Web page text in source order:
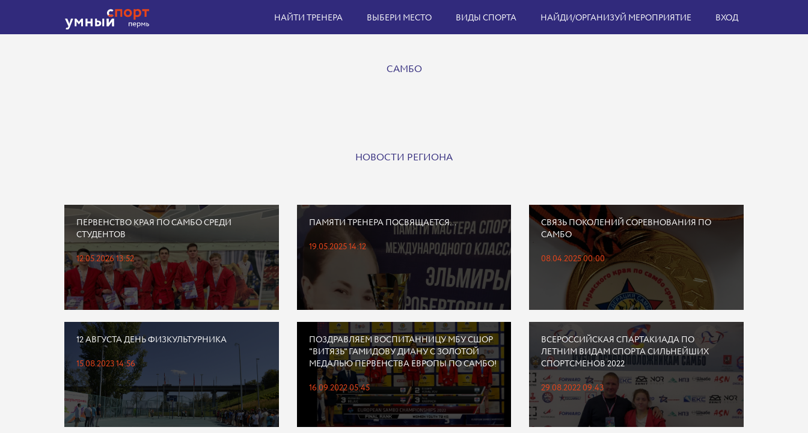
НАЙТИ ТРЕНЕРА ВЫБЕРИ МЕСТО ВИДЫ СПОРТА НАЙДИ/ОРГАНИЗУЙ МЕРОПРИЯТИЕ ВХОД
САМБО
НОВОСТИ РЕГИОНА
ПЕРВЕНСТВО КРАЯ ПО САМБО СРЕДИ
СТУДЕНТОВ
12.05.2026 13:52
ПАМЯТИ ТРЕНЕРА ПОСВЯЩАЕТСЯ...
19.05.2025 14:12
СВЯЗЬ ПОКОЛЕНИЙ СОРЕВНОВАНИЯ ПО
САМБО
08.04.2025 00:00
12 АВГУСТА ДЕНЬ ФИЗКУЛЬТУРНИКА
15.08.2023 14:56
ПОЗДРАВЛЯЕМ ВОСПИТАННИЦУ МБУ СШОР
"ВИТЯЗЬ" ГАМИДОВУ ДИАНУ С ЗОЛОТОЙ
МЕДАЛЬЮ ПЕРВЕНСТВА ЕВРОПЫ ПО САМБО!
16.09.2022 05:45
ВСЕРОССИЙСКАЯ СПАРТАКИАДА ПО
ЛЕТНИМ ВИДАМ СПОРТА СИЛЬНЕЙШИХ
СПОРТСМЕНОВ 2022
29.08.2022 09:43